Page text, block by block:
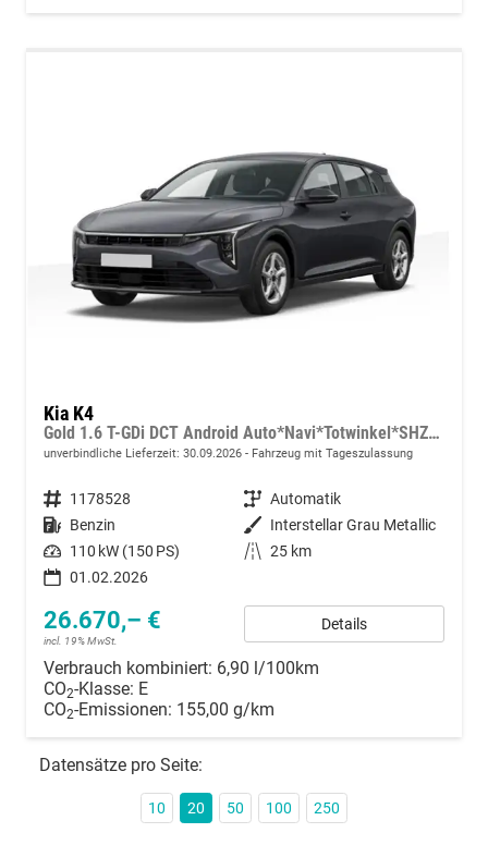
Kia K4
Gold 1.6 T-GDi DCT Android Auto*Navi*Totwinkel*SHZ*Kamera*PrivacyGlas*ACC*Keyless*2Z Klimaauto*
unverbindliche Lieferzeit: 30.09.2026 Fahrzeug mit Tageszulassung
Fahrzeugnummer 1178528 Getriebe Automatik
Kraftstoff Benzin Außenfarbe Interstellar Grau Metallic
Leistung 110 kW (150 PS) Kilometerstand 25 km
01.02.2026
26.670,– €
incl. 19% MwSt.
Details
Verbrauch kombiniert: 6,90 l/100km
CO2-Klasse: E
CO2-Emissionen: 155,00 g/km
Datensätze pro Seite:
10 20 50 100 250